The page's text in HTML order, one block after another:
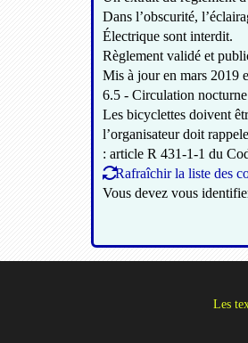
Dans l’obscurité,
Électrique sont interdit.
Règlement validé et
Mis à jour en mars 2019
6.5 - Circulation nocturne
Les bicyclettes doivent
l’organisateur doit
: article R 431-1-1 du
Rafraîchir la liste des
Vous devez vous
Les